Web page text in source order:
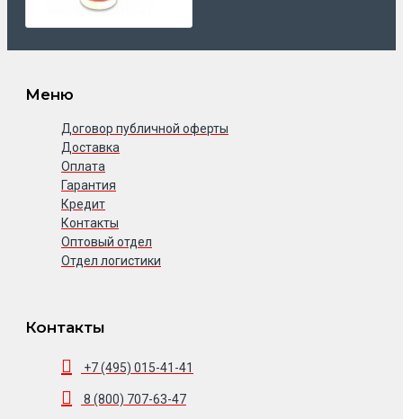
Меню
Договор публичной оферты
Доставка
Оплата
Гарантия
Кредит
Контакты
Оптовый отдел
Отдел логистики
Контакты
+7 (495) 015-41-41
8 (800) 707-63-47